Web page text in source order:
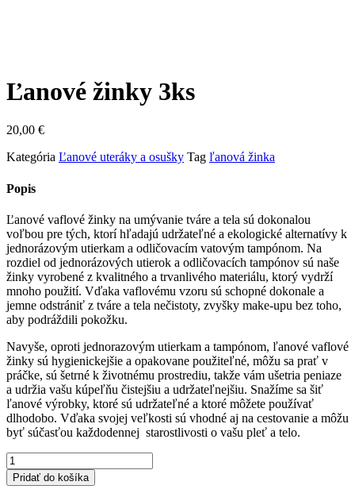
Ľanové žinky 3ks
20,00 €
Kategória Ľanové uteráky a osušky Tag ľanová žinka
Popis
Ľanové vaflové žinky na umývanie tváre a tela sú dokonalou
voľbou pre tých, ktorí hľadajú udržateľné a ekologické alternatívy k
jednorázovým utierkam a odličovacím vatovým tampónom. Na
rozdiel od jednorázových utierok a odličovacích tampónov sú naše
žinky vyrobené z kvalitného a trvanlivého materiálu, ktorý vydrží
mnoho použití. Vďaka vaflovému vzoru sú schopné dokonale a
jemne odstrániť z tváre a tela nečistoty, zvyšky make-upu bez toho,
aby podráždili pokožku.
Navyše, oproti jednorazovým utierkam a tampónom, ľanové vaflové
žinky sú hygienickejšie a opakovane použiteľné, môžu sa prať v
práčke, sú šetrné k životnému prostrediu, takže vám ušetria peniaze
a udržia vašu kúpeľňu čistejšiu a udržateľnejšiu. Snažíme sa šiť
ľanové výrobky, ktoré sú udržateľné a ktoré môžete používať
dlhodobo. Vďaka svojej veľkosti sú vhodné aj na cestovanie a môžu
byť súčasťou každodennej starostlivosti o vašu pleť a telo.
množstvo
Ľanové
žinky
Pridať do košíka